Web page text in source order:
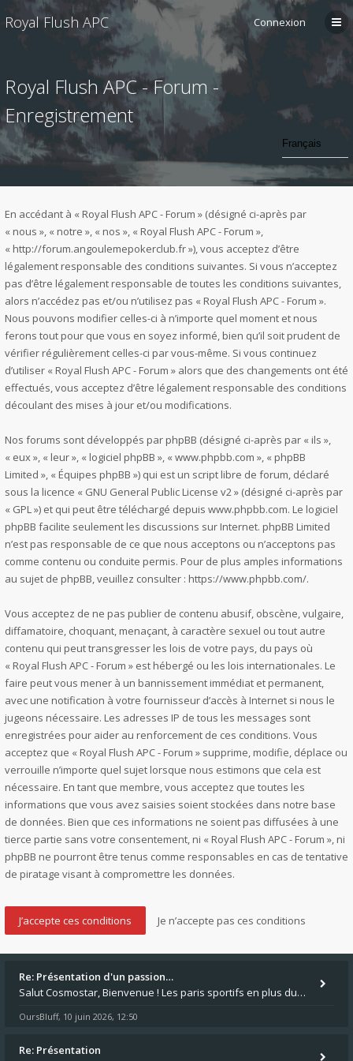
Royal Flush APC Connexion
Royal Flush APC - Forum -
Enregistrement
En accédant à « Royal Flush APC - Forum » (désigné ci-après par
« nous », « notre », « nos », « Royal Flush APC - Forum »,
« http://forum.angoulemepokerclub.fr »), vous acceptez d’être
légalement responsable des conditions suivantes. Si vous n’acceptez
pas d’être légalement responsable de toutes les conditions suivantes,
alors n’accédez pas et/ou n’utilisez pas « Royal Flush APC - Forum ».
Nous pouvons modifier celles-ci à n’importe quel moment et nous
ferons tout pour que vous en soyez informé, bien qu’il soit prudent de
vérifier régulièrement celles-ci par vous-même. Si vous continuez
d’utiliser « Royal Flush APC - Forum » alors que des changements ont été
effectués, vous acceptez d’être légalement responsable des conditions
découlant des mises à jour et/ou modifications.
Nos forums sont développés par phpBB (désigné ci-après par « ils »,
« eux », « leur », « logiciel phpBB », « www.phpbb.com », « phpBB
Limited », « Équipes phpBB ») qui est un script libre de forum, déclaré
sous la licence « GNU General Public License v2» (désigné ci-après par
« GPL ») et qui peut être téléchargé depuis www.phpbb.com. Le logiciel
phpBB facilite seulement les discussions sur Internet. phpBB Limited
n’est pas responsable de ce que nous acceptons ou n’acceptons pas
comme contenu ou conduite permis. Pour de plus amples informations
au sujet de phpBB, veuillez consulter : https://www.phpbb.com/.
Vous acceptez de ne pas publier de contenu abusif, obscène, vulgaire,
diffamatoire, choquant, menaçant, à caractère sexuel ou tout autre
contenu qui peut transgresser les lois de votre pays, du pays où
« Royal Flush APC - Forum » est hébergé ou les lois internationales. Le
faire peut vous mener à un bannissement immédiat et permanent,
avec une notification à votre fournisseur d’accès à Internet si nous le
jugeons nécessaire. Les adresses IP de tous les messages sont
enregistrées pour aider au renforcement de ces conditions. Vous
acceptez que « Royal Flush APC - Forum » supprime, modifie, déplace ou
verrouille n’importe quel sujet lorsque nous estimons que cela est
nécessaire. En tant que membre, vous acceptez que toutes les
informations que vous avez saisies soient stockées dans notre base
de données. Bien que ces informations ne soient pas diffusées à une
tierce partie sans votre consentement, ni « Royal Flush APC - Forum », ni
phpBB ne pourront être tenus comme responsables en cas de tentative
de piratage visant à compromettre les données.
Re: Présentation d'un passion…
Salut Cosmostar, Bienvenue ! Les paris sportifs en plus du poker, c'est ce que je fais aussi. Surtout la NBA, je mise su
OursBluff, 10 juin 2026, 12:50
Re: Présentation